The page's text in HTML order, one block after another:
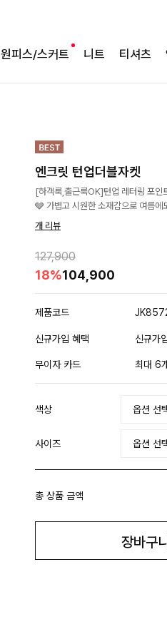
원피스/스커트 니트 티셔츠
엔크릿 턴업더블자켓
[하객룩,출근룩OK]턴업 레터링 포인
🩶 가볍고 시원한 소재감으로 여름에
개 리뷰
127,900
18%104,900
제품코드
신규가입 혜택 신규가
무이자 카드 최대 6
색상
사이즈
총 상품 금액
장바구니